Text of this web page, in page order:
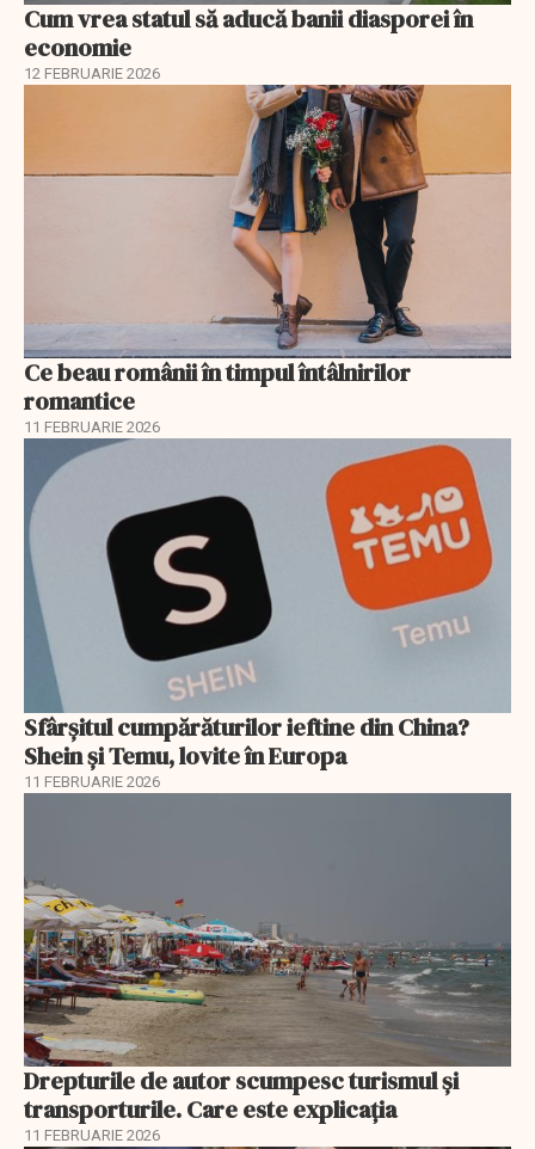
Cum vrea statul să aducă banii diasporei în
economie
12 FEBRUARIE 2026
Ce beau românii în timpul întâlnirilor
romantice
11 FEBRUARIE 2026
Sfârșitul cumpărăturilor ieftine din China?
Shein și Temu, lovite în Europa
11 FEBRUARIE 2026
Drepturile de autor scumpesc turismul și
transporturile. Care este explicația
11 FEBRUARIE 2026